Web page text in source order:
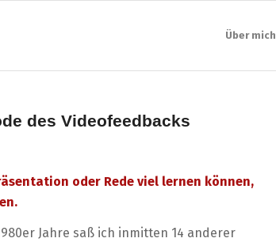
Über mich
des Videofeedbacks
oder Rede viel lernen können,
Jahre saß ich inmitten 14 anderer